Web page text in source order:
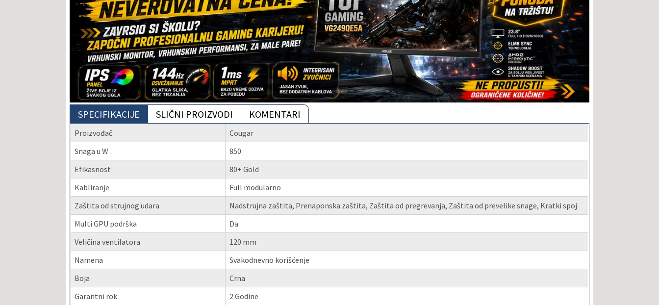
SPECIFIKACIJE SLIČNI PROIZVODI KOMENTARI
Proizvođač
Cougar
Snaga u W
850
Efikasnost
80+ Gold
Kabliranje
Full modularno
Zaštita od strujnog udara
Nadstrujna zaštita, Prenaponska zaštita, Zaštita od pregrevanja, Zaštita od prevelike snage, Kratki spoj
Multi GPU podrška
Da
Veličina ventilatora
120 mm
Namena
Svakodnevno korišćenje
Boja
Crna
Garantni rok
2 Godine